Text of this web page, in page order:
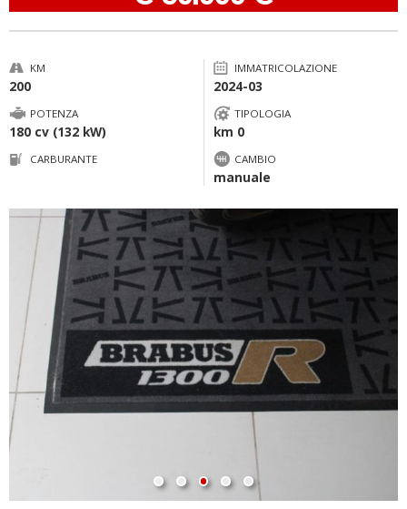
KM
200
IMMATRICOLAZIONE
2024-03
POTENZA
180 cv (132 kW)
TIPOLOGIA
km 0
CARBURANTE CAMBIO
manuale